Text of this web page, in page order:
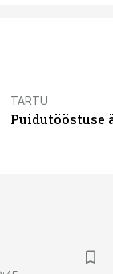
TARTU
Puidutööstuse